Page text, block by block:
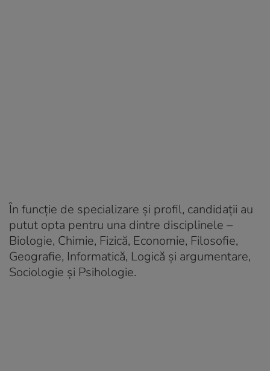
În funcție de specializare și profil, candidaţii au
putut opta pentru una dintre disciplinele –
Biologie, Chimie, Fizică, Economie, Filosofie,
Geografie, Informatică, Logică şi argumentare,
Sociologie şi Psihologie.